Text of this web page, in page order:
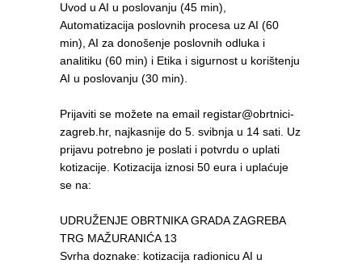
Uvod u AI u poslovanju (45 min),
Automatizacija poslovnih procesa uz AI (60
min), AI za donošenje poslovnih odluka i
analitiku (60 min) i Etika i sigurnost u korištenju
AI u poslovanju (30 min).
Prijaviti se možete na email registar@obrtnici-
zagreb.hr, najkasnije do 5. svibnja u 14 sati. Uz
prijavu potrebno je poslati i potvrdu o uplati
kotizacije. Kotizacija iznosi 50 eura i uplaćuje
se na:
UDRUŽENJE OBRTNIKA GRADA ZAGREBA
TRG MAŽURANIĆA 13
Svrha doznake: kotizacija radionicu AI u